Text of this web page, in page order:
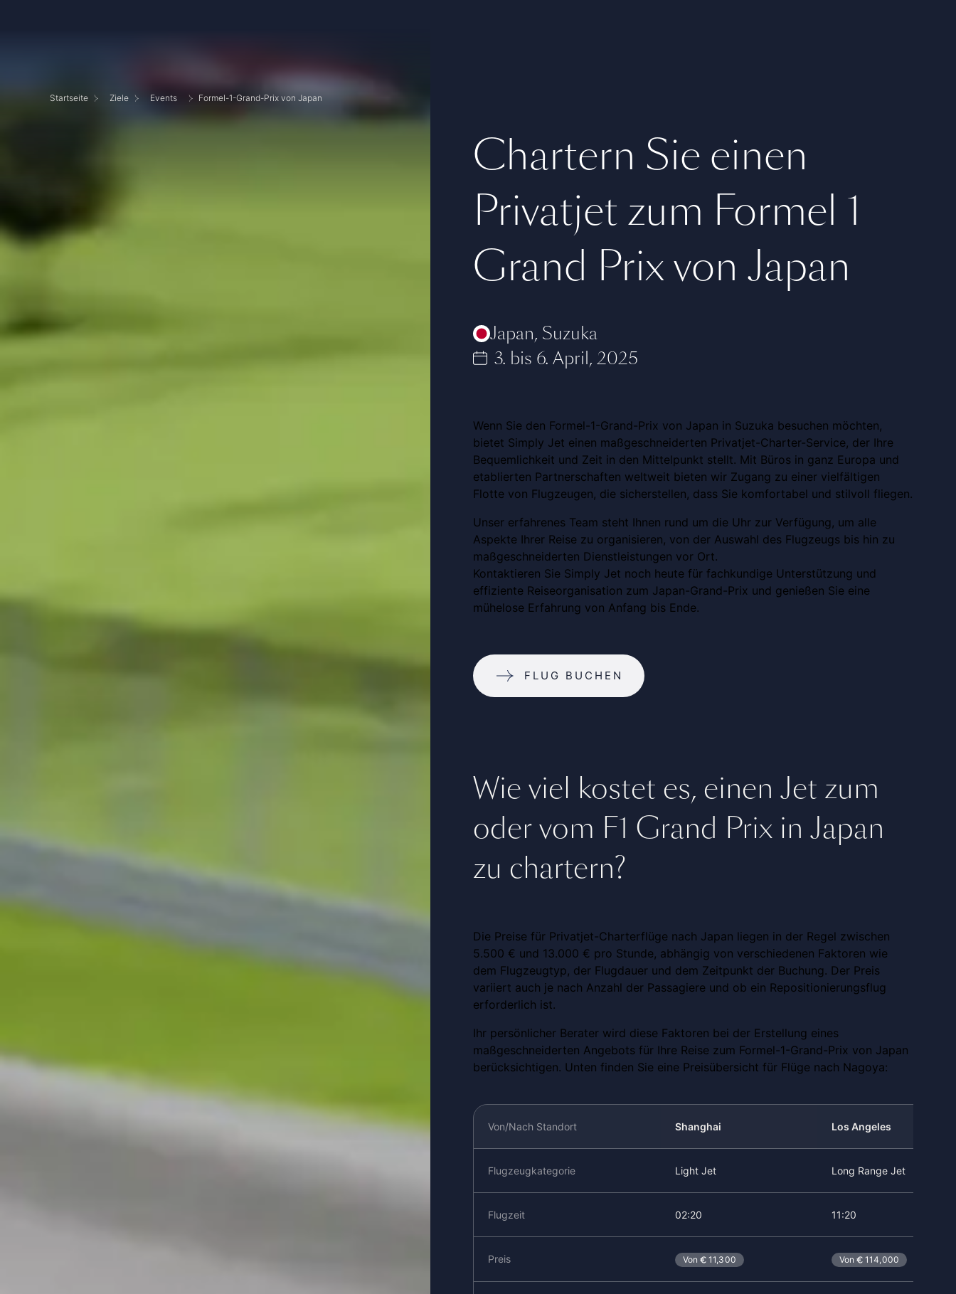
Startseite Ziele Events Formel-1-Grand-Prix von Japan
Chartern Sie einen
Privatjet zum Formel 1
Grand Prix von Japan
Japan, Suzuka
3. bis 6. April, 2025
Wenn Sie den Formel-1-Grand-Prix von Japan in Suzuka besuchen möchten,
bietet Simply Jet einen maßgeschneiderten Privatjet-Charter-Service, der Ihre
Bequemlichkeit und Zeit in den Mittelpunkt stellt. Mit Büros in ganz Europa und
etablierten Partnerschaften weltweit bieten wir Zugang zu einer vielfältigen
Flotte von Flugzeugen, die sicherstellen, dass Sie komfortabel und stilvoll fliegen.
Unser erfahrenes Team steht Ihnen rund um die Uhr zur Verfügung, um alle
Aspekte Ihrer Reise zu organisieren, von der Auswahl des Flugzeugs bis hin zu
maßgeschneiderten Dienstleistungen vor Ort.
Kontaktieren Sie Simply Jet noch heute für fachkundige Unterstützung und
effiziente Reiseorganisation zum Japan-Grand-Prix und genießen Sie eine
mühelose Erfahrung von Anfang bis Ende.
FLUG BUCHEN
Wie viel kostet es, einen Jet zum
oder vom F1 Grand Prix in Japan
zu chartern?
Die Preise für Privatjet-Charterflüge nach Japan liegen in der Regel zwischen
5.500 € und 13.000 € pro Stunde, abhängig von verschiedenen Faktoren wie
dem Flugzeugtyp, der Flugdauer und dem Zeitpunkt der Buchung. Der Preis
variiert auch je nach Anzahl der Passagiere und ob ein Repositionierungsflug
erforderlich ist.
Ihr persönlicher Berater wird diese Faktoren bei der Erstellung eines
maßgeschneiderten Angebots für Ihre Reise zum Formel-1-Grand-Prix von Japan
berücksichtigen. Unten finden Sie eine Preisübersicht für Flüge nach Nagoya:
Von/Nach Standort Shanghai Los Angeles
Flugzeugkategorie Light Jet Long Range Jet
Flugzeit 02:20 11:20
Preis Von 11,300 Von 114,000